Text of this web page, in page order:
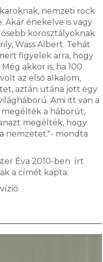
nemzeti rock
Akár énekelve is vagy
korosztályoknak
Wass Albert. Tehát
figyelek arra, hogy
akkor is, ha 100
az első alkalom,
aztán utána jött egy
Ami itt van a
megélték a háborút,
megélték, hogy
nemzetet."- mondta
Éva 2010-ben írt
a címét kapta.